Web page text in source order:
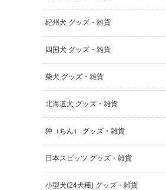
紀州犬 グッズ・雑貨
四国犬 グッズ・雑貨
柴犬 グッズ・雑貨
北海道犬 グッズ・雑貨
狆（ちん） グッズ・雑貨
日本スピッツ グッズ・雑貨
小型犬(24犬種) グッズ・雑貨